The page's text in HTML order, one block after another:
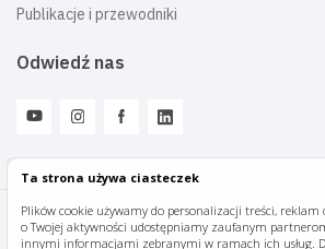
Ta strona używa ciasteczek
Plików cookie używamy do personalizacji treści,
o Twojej aktywności udostępniamy zaufanym
innymi informacjami zebranymi w ramach ich usług.
Publikacje i przewodniki
Odwiedź nas
Mazury Travel © 2026